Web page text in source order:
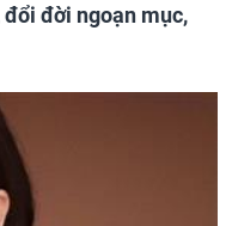
đời ngoạn mục,